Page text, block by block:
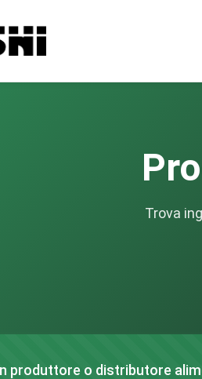
Trova
produttore o distributore